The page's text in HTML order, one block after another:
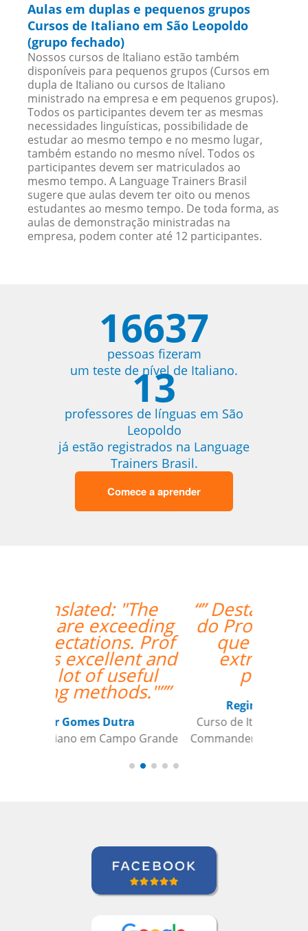
Aulas em duplas e pequenos grupos
Cursos de Italiano em São Leopoldo
(grupo fechado)
Nossos cursos de Italiano estão também
disponíveis para pequenos grupos (Cursos em
dupla de Italiano ou cursos de Italiano
ministrado na empresa e em pequenos grupos).
Todos os participantes devem ter as mesmas
necessidades linguísticas, possibilidade de
estudar ao mesmo tempo e no mesmo lugar,
também estando no mesmo nível. Todos os
participantes devem ser matriculados ao
mesmo tempo. A Language Trainers Brasil
sugere que aulas devem ter oito ou menos
estudantes ao mesmo tempo. De toda forma, as
aulas de demonstração ministradas na
empresa, podem conter até 12 participantes.
16637
pessoas fizeram
um teste de nível de Italiano.
13
professores de línguas em São
Leopoldo
já estão registrados na Language
Trainers Brasil.
Comece a aprender
“” Destaco o trabalho
do Professor Enrico,
que sempre foi
extremamente
pontual.””
Curso de Italiano em Guarulhos,
Commander (Colonel), Brazilian Air
Brasileira)